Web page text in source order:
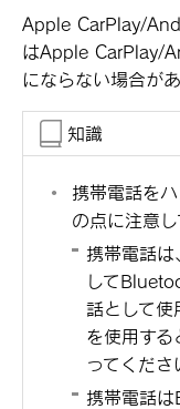
Apple CarPlay/
はApple CarPlay/
にならない場合があ
知識
携帯電話を
の点に注意し
携帯電話は
して
話として使
を使用す
ってくださ
携帯電話は